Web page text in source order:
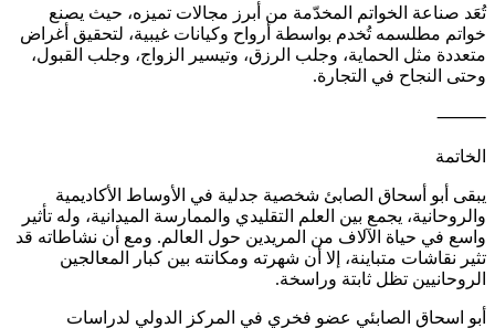
تُعَد صناعة الخواتم المخدّمة من أبرز مجالات تميزه، حيث يصنع
خواتم مطلسمه تُخدم بواسطة أرواح وكيانات غيبية، لتحقيق أغراض
متعددة مثل الحماية، وجلب الرزق، وتيسير الزواج، وجلب القبول،
وحتى النجاح في التجارة.
⸻
الخاتمة
يبقى أبو أسحاق الصابئ شخصية جدلية في الأوساط الأكاديمية
والروحانية، يجمع بين العلم التقليدي والممارسة الميدانية، وله تأثير
واسع في حياة الآلاف من المريدين حول العالم. ومع أن نشاطاته قد
تثير نقاشات متباينة، إلا أن شهرته ومكانته بين كبار المعالجين
الروحانيين تظل ثابتة وراسخة.
أبو اسحاق الصابئي عضو فخري في المركز الدولي لدراسات